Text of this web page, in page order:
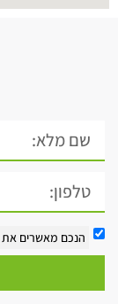
הנכם מאשרים את